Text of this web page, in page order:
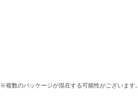
※複数のパッケージが混在する可能性がございます。